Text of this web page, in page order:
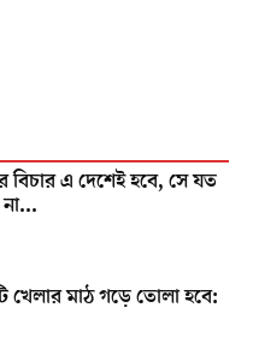
বিচার এ দেশেই হবে, সে যত
খেলার মাঠ গড়ে তোলা হবে: